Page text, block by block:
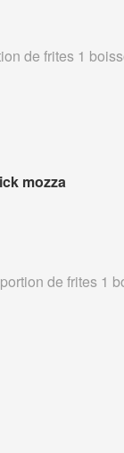
de frites 1
mozza
de frites 1